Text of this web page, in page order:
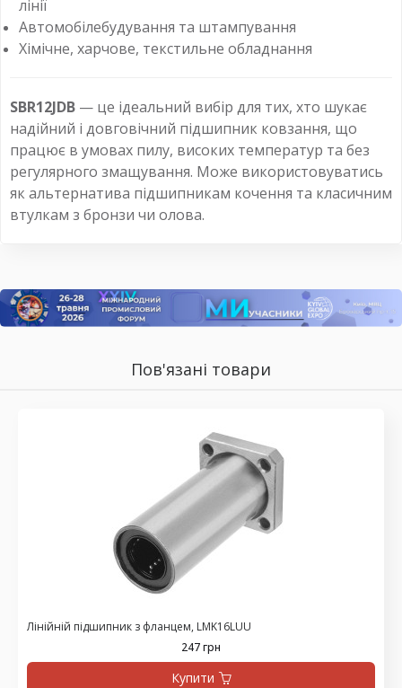
лінії
Автомобілебудування та штампування
Хімічне, харчове, текстильне обладнання
SBR12JDB — це ідеальний вибір для тих, хто шукає
надійний і довговічний підшипник ковзання, що
працює в умовах пилу, високих температур та без
регулярного змащування. Може використовуватись
як альтернатива підшипникам кочення та класичним
втулкам з бронзи чи олова.
Пов'язані товари
Лінійній підшипник з фланцем, LMK16LUU
247 грн
Купити